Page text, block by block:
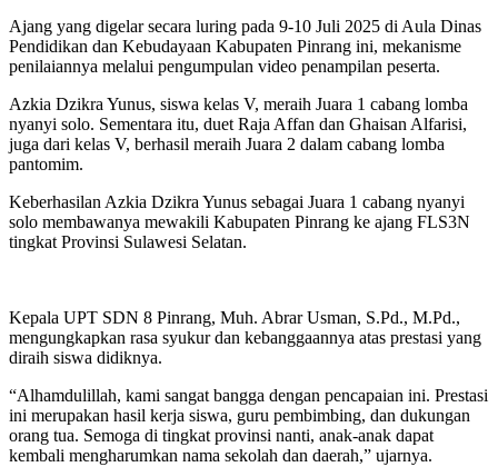
Ajang yang digelar secara luring pada 9-10 Juli 2025 di Aula Dinas
Pendidikan dan Kebudayaan Kabupaten Pinrang ini, mekanisme
penilaiannya melalui pengumpulan video penampilan peserta.
Azkia Dzikra Yunus, siswa kelas V, meraih Juara 1 cabang lomba
nyanyi solo. Sementara itu, duet Raja Affan dan Ghaisan Alfarisi,
juga dari kelas V, berhasil meraih Juara 2 dalam cabang lomba
pantomim.
Keberhasilan Azkia Dzikra Yunus sebagai Juara 1 cabang nyanyi
solo membawanya mewakili Kabupaten Pinrang ke ajang FLS3N
tingkat Provinsi Sulawesi Selatan.
Kepala UPT SDN 8 Pinrang, Muh. Abrar Usman, S.Pd., M.Pd.,
mengungkapkan rasa syukur dan kebanggaannya atas prestasi yang
diraih siswa didiknya.
“Alhamdulillah, kami sangat bangga dengan pencapaian ini. Prestasi
ini merupakan hasil kerja siswa, guru pembimbing, dan dukungan
orang tua. Semoga di tingkat provinsi nanti, anak-anak dapat
kembali mengharumkan nama sekolah dan daerah,” ujarnya.